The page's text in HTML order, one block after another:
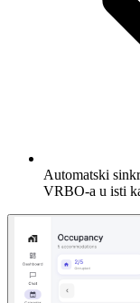
Automatski
VRBO-a u isti